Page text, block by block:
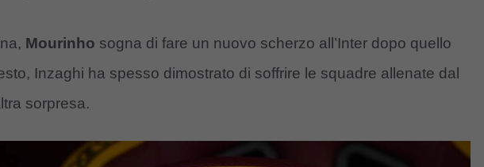
Mourinho sogna di fare un nuovo scherzo all’Inter dopo quello
Inzaghi ha spesso dimostrato di soffrire le squadre allenate dal
sorpresa.